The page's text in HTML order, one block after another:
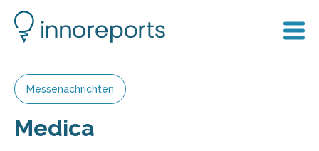
Messenachrichten
Medica